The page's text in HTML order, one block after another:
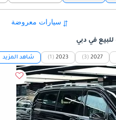
2027
(3)
2023
(1) شاهد المزيد